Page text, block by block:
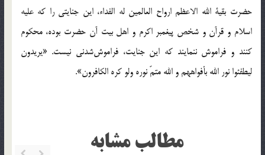
حضرت بقیة الله الاعظم ارواح العالمین له الفداء، این جنایتی را که علیه
اسلام و قرآن و شخص پیغمبر اکرم و اهل بیت آن حضرت بوده، محکوم
کنند و فراموش ننمایند که این جنایت، فراموش‌شدنی نیست. «یریدون
لیطفئوا نور الله بأفواههم و الله متمّ نوره ولو کره الکافرون».
مطالب مشابه